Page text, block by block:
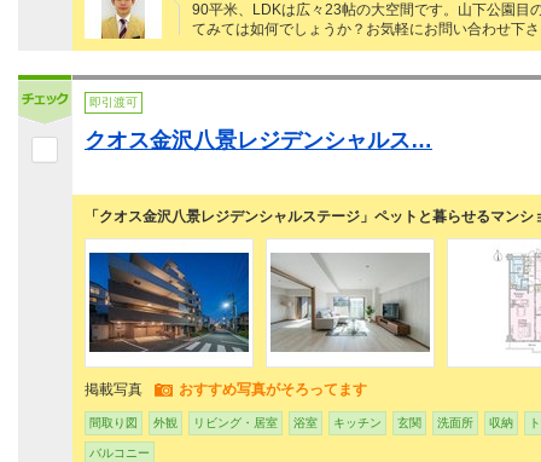
90平米、LDKは広々23帖の大空間です。山下公園目
てみては如何でしょうか？お気軽にお問い合わせ下
即引渡可
クオス金沢八景レジデンシャルス…
「クオス金沢八景レジデンシャルステージ」ペットと暮らせるマンシ
掲載写真 おすすめ写真がそろってます
間取り図 外観 リビング・居室 浴室 キッチン 玄関 洗面所 収納
バルコニー